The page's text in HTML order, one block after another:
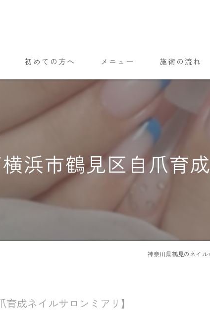
初めての方へ メニュー 施術の流れ
浜市鶴見区自爪育
神奈川県鶴見のネイ
成ネイルサロンミアリ】